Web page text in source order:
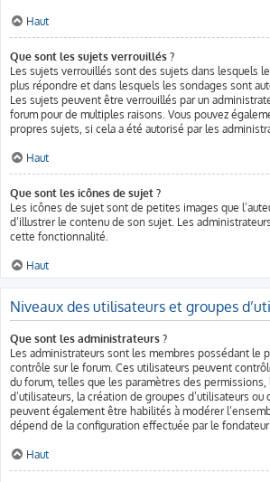
Haut
Que sont les sujets verrouillés ?
Les sujets verrouillés sont des sujets dans lesquels
plus répondre et dans lesquels les sondages sont
Les sujets peuvent être verrouillés par un
forum pour de multiples raisons. Vous pouvez
propres sujets, si cela a été autorisé par les
Haut
Que sont les icônes de sujet ?
Les icônes de sujet sont de petites images que
d’illustrer le contenu de son sujet. Les
cette fonctionnalité.
Haut
Niveaux des utilisateurs et groupes
Que sont les administrateurs ?
Les administrateurs sont les membres possédant le
contrôle sur le forum. Ces utilisateurs peuvent
du forum, telles que les paramètres des
d’utilisateurs, la création de groupes d’utilisateurs ou
peuvent également être habilités à modérer
dépend de la configuration effectuée par le
Haut